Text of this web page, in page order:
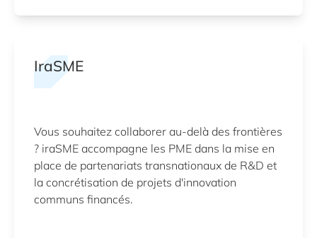
IraSME
Vous souhaitez collaborer au-delà des frontières
? iraSME accompagne les PME dans la mise en
place de partenariats transnationaux de R&D et
la concrétisation de projets d'innovation
communs financés.